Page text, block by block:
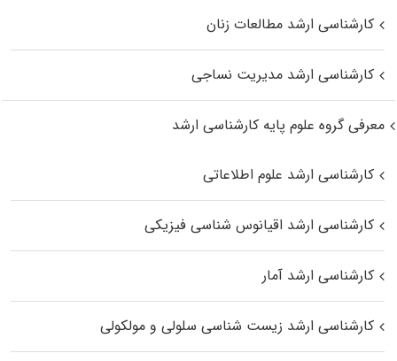
کارشناسی ارشد مطالعات زنان
کارشناسی ارشد مدیریت نساجی
معرفی گروه علوم پایه کارشناسی ارشد
کارشناسی ارشد علوم اطلاعاتی
کارشناسی ارشد اقیانوس‌ شناسی فیزیکی
کارشناسی ارشد آمار
کارشناسی ارشد زیست شناسی سلولی و مولکولی